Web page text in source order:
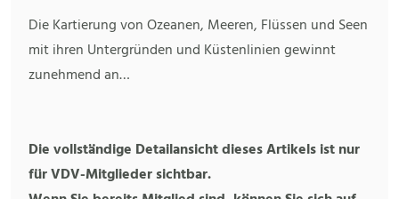
Die Kartierung von Ozeanen, Meeren, Flüssen und Seen
mit ihren Untergründen und Küstenlinien gewinnt
zunehmend an…
Die vollständige Detailansicht dieses Artikels ist nur
für VDV-Mitglieder sichtbar.